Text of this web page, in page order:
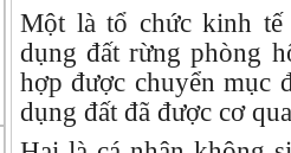
Một là tổ chức kinh tế
dụng đất rừng phòng
hợp được chuyển mục
dụng đất đã được cơ